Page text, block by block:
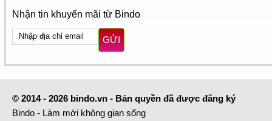
Nhận tin khuyến mãi từ Bindo
GỬI
© 2014 - 2026 bindo.vn - Bản quyền đã được đăng ký
Bindo - Làm mới không gian sống